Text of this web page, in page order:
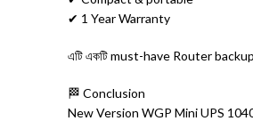
✔ 1 Year Warranty
এটি একটি must-have Router
🏁 Conclusion
New Version WGP Mini UPS